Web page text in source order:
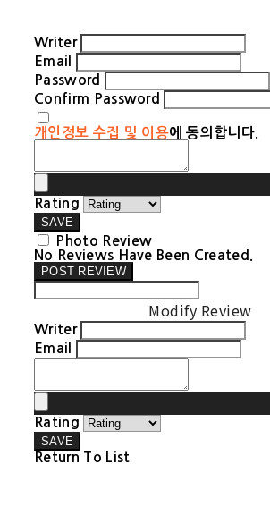
Writer
Email
Password
Confirm Password
개인정보 수집 및 이용에 동의합니다.
Rating
SAVE
Photo Review
No Reviews Have Been Created.
POST REVIEW
Modify Review
Writer
Email
Rating
SAVE
Return To List